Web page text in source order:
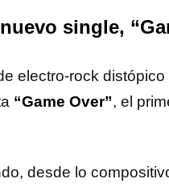
single,
electro-rock
“Game Over”, el
desde lo